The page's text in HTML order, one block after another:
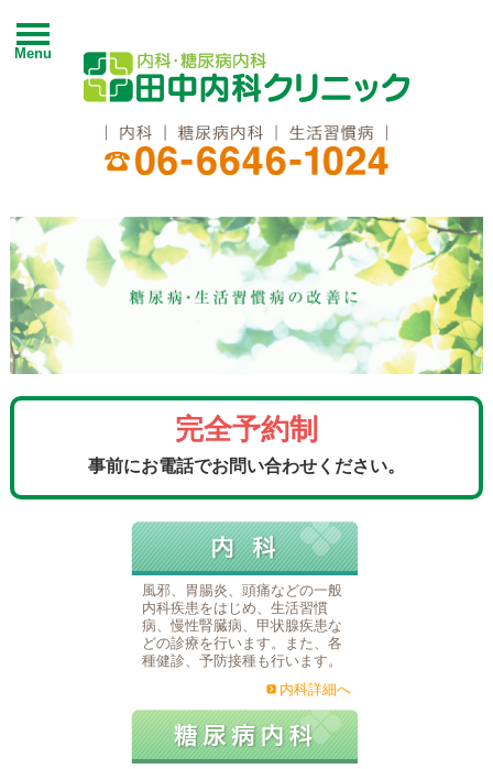
Menu
完全予約制
事前にお電話でお問い合わせください。
風邪、胃腸炎、頭痛などの一般
内科疾患をはじめ、生活習慣
病、慢性腎臓病、甲状腺疾患な
どの診療を行います。また、各
種健診、予防接種も行います。
内科詳細へ